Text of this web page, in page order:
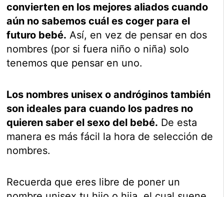
convierten en los mejores aliados cuando
aún no sabemos cuál es coger para el
futuro bebé. Así, en vez de pensar en dos
nombres (por si fuera niño o niña) solo
tenemos que pensar en uno.
Los nombres unisex o andróginos también
son ideales para cuando los padres no
quieren saber el sexo del bebé. De esta
manera es más fácil la hora de selección de
nombres.
Recuerda que eres libre de poner un